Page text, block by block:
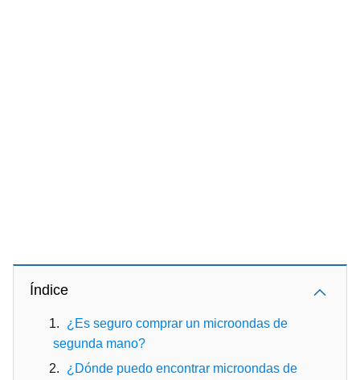
Índice
¿Es seguro comprar un microondas de
segunda mano?
¿Dónde puedo encontrar microondas de